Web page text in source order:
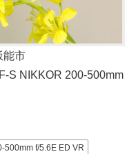
能市
S NIKKOR 200-500mm
500mm f/5.6E ED VR